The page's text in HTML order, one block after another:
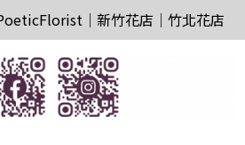
｜新竹花店｜竹北花店